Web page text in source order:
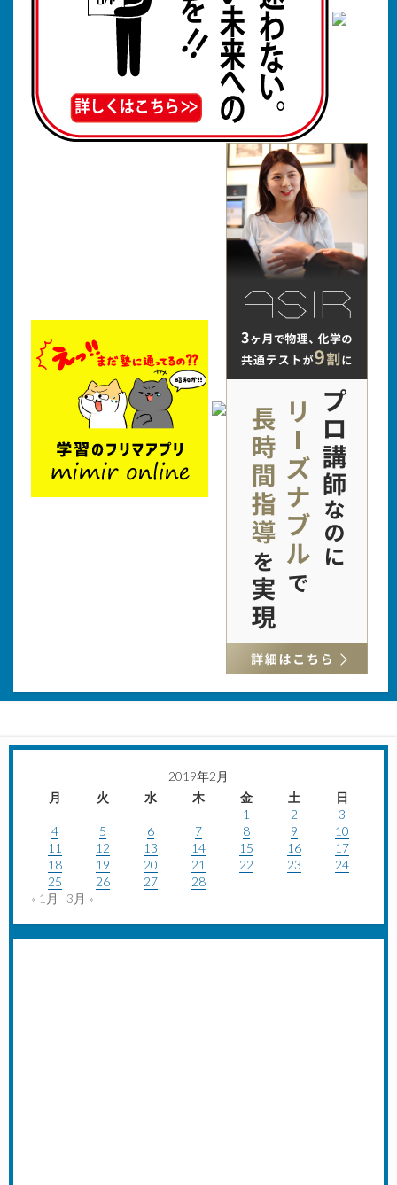
2019年2月
月
火 水 木 金 土
日
1
2
3
4
5 6 7 8 9
10
11
12 13 14 15 16
17
18
19 20 21 22 23
24
25
26 27
28
« 1月
3月 »